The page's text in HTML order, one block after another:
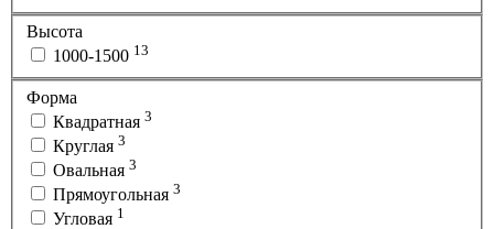
Высота
1000-1500 13
Форма
Квадратная 3
Круглая 3
Овальная 3
Прямоугольная 3
Угловая 1